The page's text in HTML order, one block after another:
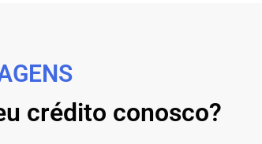
crédito conosco?